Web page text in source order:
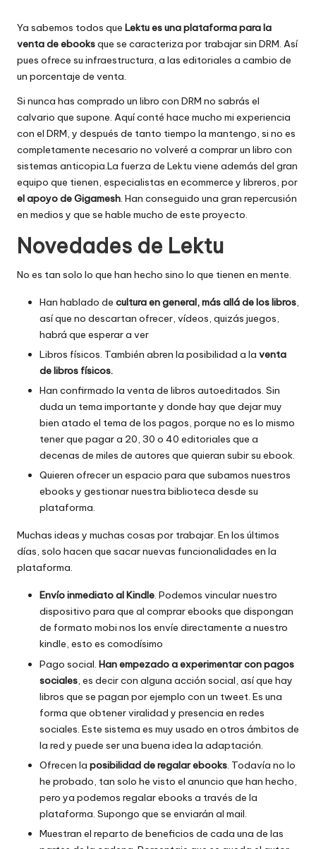
Ya sabemos todos que Lektu es una plataforma para la
venta de ebooksque se caracteriza por trabajar sin DRM. Así
pues ofrece su infraestructura, a las editoriales a cambio de
un porcentaje de venta.
Si nunca has comprado un libro con DRM no sabrás el
calvario que supone. Aquíconté hace mucho mi experiencia
con el DRM, y después de tanto tiempo la mantengo, si no es
completamente necesario no volveré a comprar un libro con
sistemas anticopia.La fuerza de Lektu viene además del gran
equipo que tienen, especialistas en ecommerce y libreros, por
el apoyo de Gigamesh. Han conseguido una gran repercusión
en medios y que se hable mucho de este proyecto.
Novedades de Lektu
No es tan solo lo que han hecho sino lo que tienen en mente.
Han hablado de cultura en general, más allá de los libros,
así que no descartan ofrecer, vídeos, quizás juegos,
habrá que esperar a ver
Libros físicos. También abren la posibilidad a la venta
de libros físicos.
Han confirmado la venta de libros autoeditados. Sin
duda un tema importante y donde hay que dejar muy
bien atado el tema de los pagos, porque no es lo mismo
tener que pagar a 20, 30 o 40 editoriales que a
decenas de miles de autores que quieran subir su ebook.
Quieren ofrecer un espacio para que subamos nuestros
ebooks y gestionar nuestra biblioteca desde su
plataforma.
Muchas ideas y muchas cosas por trabajar. En los últimos
días, solo hacen que sacar nuevas funcionalidades en la
plataforma.
Envío inmediato al Kindle. Podemos vincular nuestro
dispositivo para que al comprar ebooks que dispongan
de formato mobi nos los envíe directamente a nuestro
kindle, esto es comodísimo
Pago social. Han empezado a experimentar con pagos
sociales , es decir con alguna acción social, así que hay
libros que se pagan por ejemplo con un tweet. Es una
forma que obtener viralidad y presencia en redes
sociales. Este sistema es muy usado en otros ámbitos de
la red y puede ser una buena idea la adaptación.
Ofrecen la posibilidad de regalar ebooks. Todavía no lo
he probado, tan solo he visto el anuncio que han hecho,
pero ya podemos regalar ebooks a través de la
plataforma. Supongo que se enviarán al mail.
Muestran el reparto de beneficios de cada una de las